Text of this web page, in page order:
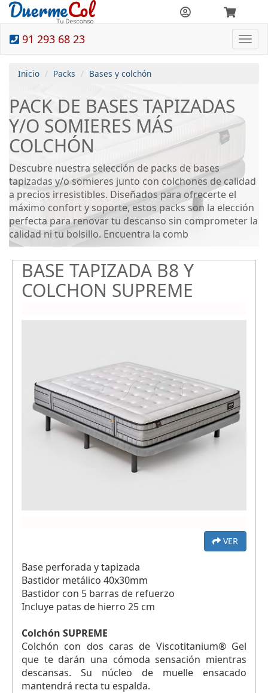
91 293 68 23
Inicio Packs Bases y colchón
PACK DE BASES TAPIZADAS
Y/O SOMIERES MÁS
COLCHÓN
Descubre nuestra selección de packs de bases
tapizadas y/o somieres junto con colchones de calidad
a precios irresistibles. Diseñados para ofrecerte el
máximo confort y soporte, estos packs son la elección
perfecta para renovar tu descanso sin comprometer la
calidad ni tu bolsillo. Encuentra la comb
BASE TAPIZADA B8 Y
COLCHON SUPREME
VER
Base perforada y tapizada
Bastidor metálico 40x30mm
Bastidor con 5 barras de refuerzo
Incluye patas de hierro 25 cm
Colchón SUPREME
Colchón con dos caras de Viscotitanium® Gel
que te darán una cómoda sensación mientras
descansas. Su núcleo de muelle ensacado
mantendrá recta tu espalda.